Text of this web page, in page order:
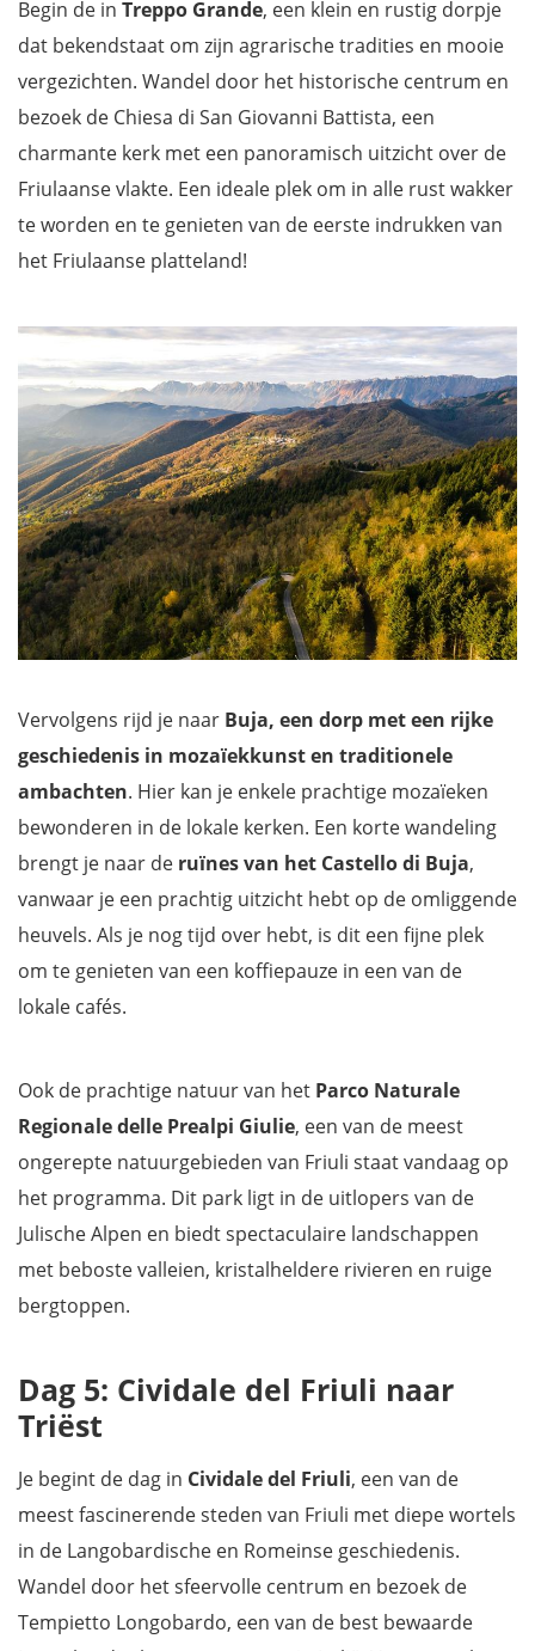
Begin de in Treppo Grande, een klein en rustig dorpje
dat bekendstaat om zijn agrarische tradities en mooie
vergezichten. Wandel door het historische centrum en
bezoek de Chiesa di San Giovanni Battista, een
charmante kerk met een panoramisch uitzicht over de
Friulaanse vlakte. Een ideale plek om in alle rust wakker
te worden en te genieten van de eerste indrukken van
het Friulaanse platteland!
Vervolgens rijd je naar Buja, een dorp met een rijke
geschiedenis in mozaïekkunst en traditionele
ambachten. Hier kan je enkele prachtige mozaïeken
bewonderen in de lokale kerken. Een korte wandeling
brengt je naar de ruïnes van het Castello di Buja,
vanwaar je een prachtig uitzicht hebt op de omliggende
heuvels. Als je nog tijd over hebt, is dit een fijne plek
om te genieten van een koffiepauze in een van de
lokale cafés.
Ook de prachtige natuur van het Parco Naturale
Regionale delle Prealpi Giulie, een van de meest
ongerepte natuurgebieden van Friuli staat vandaag op
het programma. Dit park ligt in de uitlopers van de
Julische Alpen en biedt spectaculaire landschappen
met beboste valleien, kristalheldere rivieren en ruige
bergtoppen.
Dag 5: Cividale del Friuli naar
Triëst
Je begint de dag in Cividale del Friuli, een van de
meest fascinerende steden van Friuli met diepe wortels
in de Langobardische en Romeinse geschiedenis.
Wandel door het sfeervolle centrum en bezoek de
Tempietto Longobardo, een van de best bewaarde